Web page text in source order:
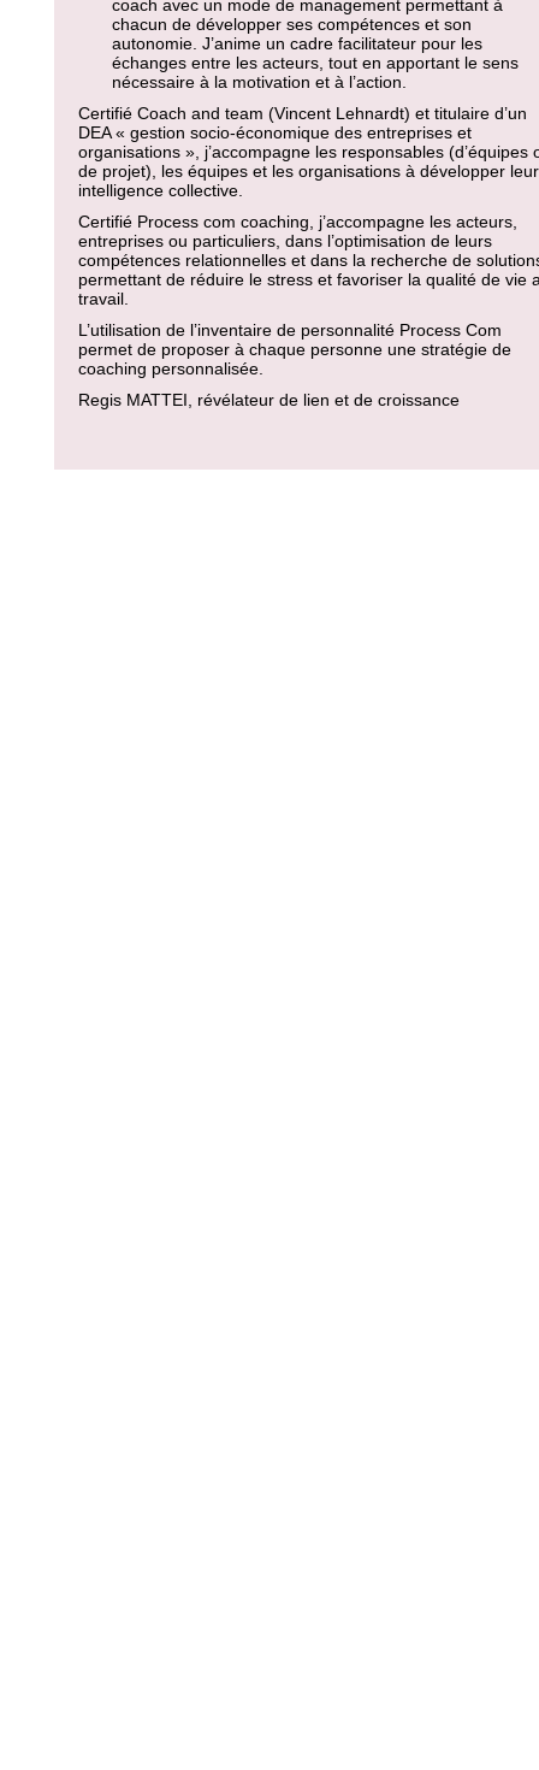
coach avec un mode de management permettant à
chacun de développer ses compétences et son
autonomie. J’anime un cadre facilitateur pour les
échanges entre les acteurs, tout en apportant le sens
nécessaire à la motivation et à l’action.
Certifié Coach and team (Vincent Lehnardt) et titulaire d’un
DEA « gestion socio-économique des entreprises et
organisations », j’accompagne les responsables (d’équipes
de projet), les équipes et les organisations à développer leur
intelligence collective.
Certifié Process com coaching, j’accompagne les acteurs,
entreprises ou particuliers, dans l’optimisation de leurs
compétences relationnelles et dans la recherche de
permettant de réduire le stress et favoriser la qualité de vie
travail.
L’utilisation de l’inventaire de personnalité Process Com
permet de proposer à chaque personne une stratégie de
coaching personnalisée.
Regis MATTEI, révélateur de lien et de croissance